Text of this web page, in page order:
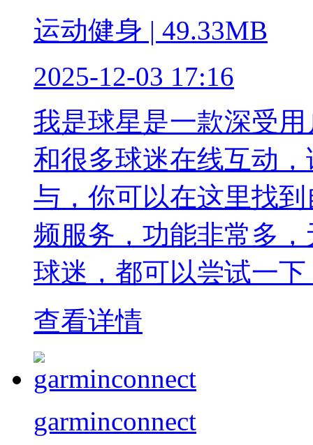
运动健身 | 49.33MB
2025-12-03 17:16
我是球星是一款深受
和很多球迷在线互动
与，你可以在这里找
频服务，功能非常多
球迷，都可以尝试一
查看详情
garminconnect